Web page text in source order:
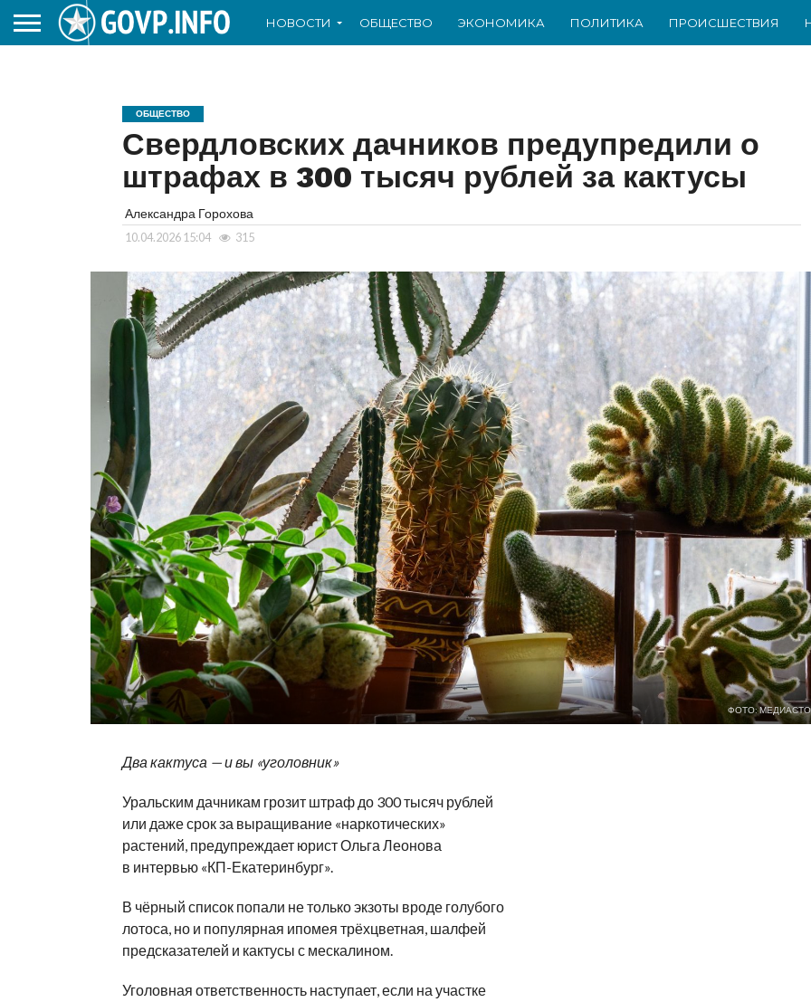
НОВОСТИ ОБЩЕСТВО ЭКОНОМИКА ПОЛИТИКА ПРОИСШЕСТВИЯ
ОБЩЕСТВО
Свердловских дачников предупредили о
штрафах в 300 тысяч рублей за кактусы
Александра Горохова
10.04.2026 15:04 315
ФОТО:
Два кактуса — и вы «уголовник»
Уральским дачникам грозит штраф до 300 тысяч рублей
или даже срок за выращивание «наркотических»
растений, предупреждает юрист Ольга Леонова
в интервью «КП-Екатеринбург».
В чёрный список попали не только экзоты вроде голубого
лотоса, но и популярная ипомея трёхцветная, шалфей
предсказателей и кактусы с мескалином.
Уголовная ответственность наступает, если на участке